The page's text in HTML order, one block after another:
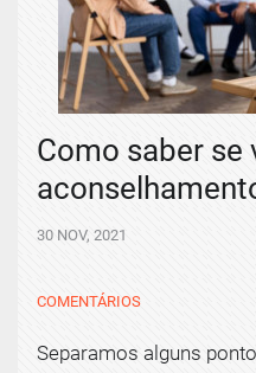
Como saber se
30 NOV, 2021
COMENTÁRIOS
Separamos alguns